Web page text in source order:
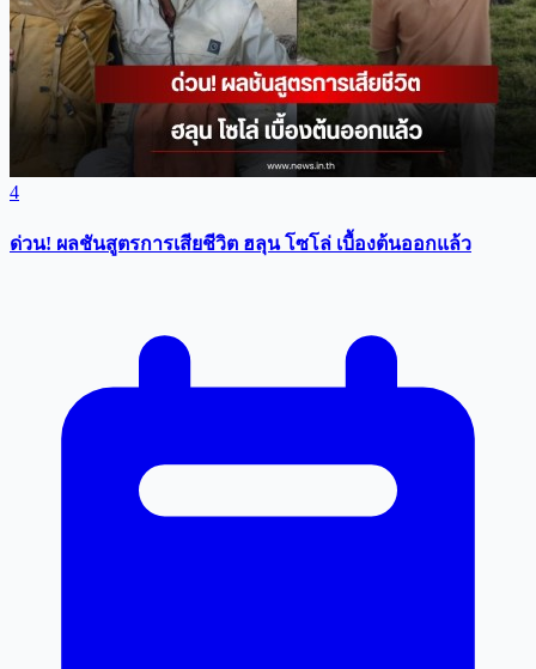
4
ด่วน! ผลชันสูตรการเสียชีวิต ฮลุน โซโล่ เบื้องต้นออกแล้ว